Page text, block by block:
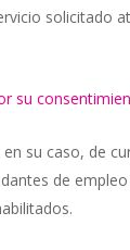
solicitado
su
su caso, de
de